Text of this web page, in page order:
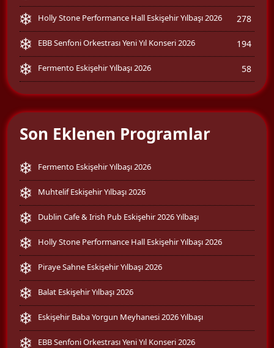
Holly Stone Performance Hall Eskişehir Yılbaşı 2026 278
EBB Senfoni Orkestrası Yeni Yıl Konseri 2026 194
Fermento Eskişehir Yılbaşı 2026 58
Son Eklenen Programlar
Fermento Eskişehir Yılbaşı 2026
Muhtelif Eskişehir Yılbaşı 2026
Dublin Cafe & Irish Pub Eskişehir 2026 Yılbaşı
Holly Stone Performance Hall Eskişehir Yılbaşı 2026
Piraye Sahne Eskişehir Yılbaşı 2026
Balat Eskişehir Yılbaşı 2026
Eskişehir Baba Yorgun Meyhanesi 2026 Yılbaşı
EBB Senfoni Orkestrası Yeni Yıl Konseri 2026